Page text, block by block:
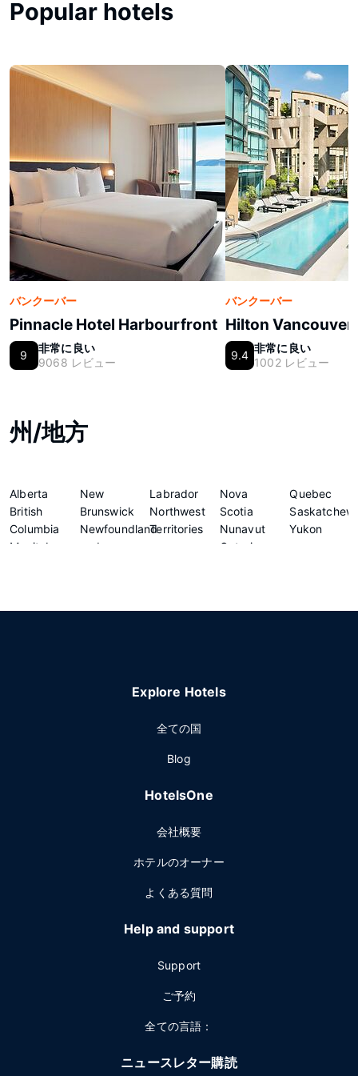
Popular hotels
バンクーバー
Pinnacle Hotel Harbourfront
9
非常に良い
9068 レビュー
バンクーバー
Hilton
9.4
非常に良い
1002 レビュー
州/地方
Alberta
British
Columbia
Manitoba
New
Brunswick
Newfoundland
and
Labrador
Northwest
Territories
Nova
Scotia
Nunavut
Ontario
Quebec
Yukon
Explore Hotels
全ての国
Blog
HotelsOne
会社概要
ホテルのオーナー
よくある質問
Help and support
Support
ご予約
全ての言語：
ニュースレター購読